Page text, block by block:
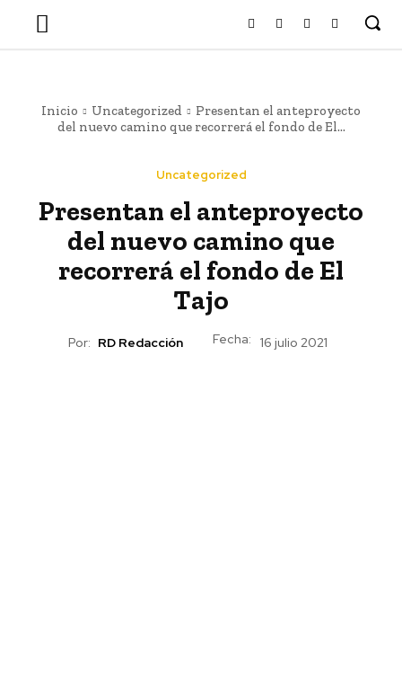
Inicio Uncategorized
Presentan el anteproyecto
del nuevo camino que recorrerá el fondo de El...
Uncategorized
Presentan el anteproyecto
del nuevo camino que
recorrerá el fondo de El
Tajo
Por: RD Redacción Fecha: 16 julio 2021